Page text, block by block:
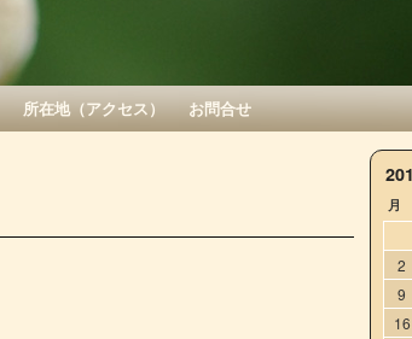
所在地（アクセス） お問合せ
月
2
9
16